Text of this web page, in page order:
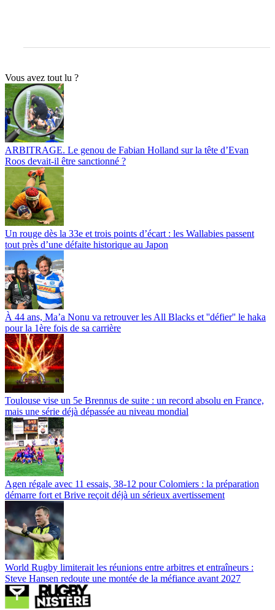
Vous avez tout lu ?
ARBITRAGE. Le genou de Fabian Holland sur la tête d’Evan
Roos devait-il être sanctionné ?
Un rouge dès la 33e et trois points d’écart : les Wallabies passent
tout près d’une défaite historique au Japon
À 44 ans, Ma’a Nonu va retrouver les All Blacks et ''défier'' le haka
pour la 1ère fois de sa carrière
Toulouse vise un 5e Brennus de suite : un record absolu en France,
mais une série déjà dépassée au niveau mondial
Agen régale avec 11 essais, 38-12 pour Colomiers : la préparation
démarre fort et Brive reçoit déjà un sérieux avertissement
World Rugby limiterait les réunions entre arbitres et entraîneurs :
Steve Hansen redoute une montée de la méfiance avant 2027